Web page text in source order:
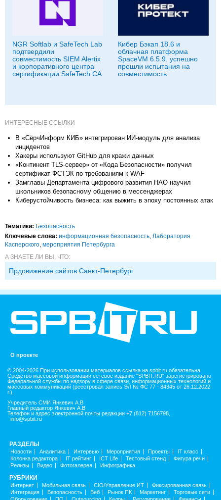
NGR Softlab и SafeTech Lab
подтвердили
совместимость SIEM Alertix
и корпоративного центра
сертификации SafeTech CA
Кибер Бэкап 18.6 и
облачная платформа
SpaceVM 6.5.9. успешно
прошли испытания на
совместимость
ИНТЕРЕСНЫЕ ССЫЛКИ
В «СёрчИнформ КИБ» интегрирован ИИ-модуль для анализа
инцидентов
Хакеры используют GitHub для кражи данных
«Континент TLS-сервер» от «Кода Безопасности» получил
сертификат ФСТЭК по требованиям к WAF
Замглавы Департамента цифрового развития НАО научил
школьников безопасному общению в мессенджерах
Киберустойчивость бизнеса: как выжить в эпоху постоянных атак
Тематики: Безопасность
Ключевые слова: информационная безопасность Лаборатория
Касперского мероприятия Петербурга
А ЗНАЕТЕ ЛИ ВЫ, ЧТО:
Прдовижение сайтов Санкт-Петербург
О проекте
© 2004-2026 При использовании материалов ссылка на spbit.ru обязательна
Средство массовой информации сетевое издание "SPBIT.RU" зарегистрировано
Федеральной службы по надзору в сфере связи, информационных технологий и
массовых коммуникаций (реестровая запись ЭЛ № ФС 77 - 84345 от 26.12.2022
г.).
Учредитель СМИ Янкевич А.В
Главный редактор Янкевич А.В
Телефон и адрес электронной почты редакции +7 (812) 7156798,
info@spbit.ru
РАЗДЕЛЫ
Новости Аналитика Интервью Мероприятия Проекты
IT класс
Колонка редактора
IT рейтинг ICT Life Тестовый стенд
Фигура речи
Релизы
Видео Фотогалерея Инфографика
РУБРИКИ
Интернет Мобильная связь CIO/Управление ИТ
Фиксированная связь
Интеграция
Безопасность Веб Рынок ПК Маркетинг
Торговые сети
Оборудование
ПО Outsourcing Кадры Регулирование Финансы